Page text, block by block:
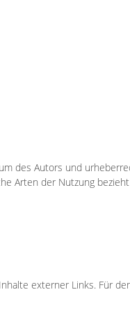
des Autors und
Arten der Nutzung
externer Links. Für